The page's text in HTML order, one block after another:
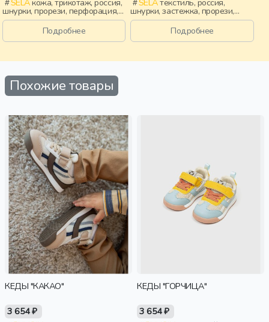
шнурки, прорези, перфорация,
девочки, дети
Подробнее
шнурки, застежка, прорези,
принт, эластичные, мальчики,
Подробнее
Похожие товары
КЕДЫ "КАКАО"
3 654 ₽
КЕДЫ "ГОРЧИЦА"
3 654 ₽